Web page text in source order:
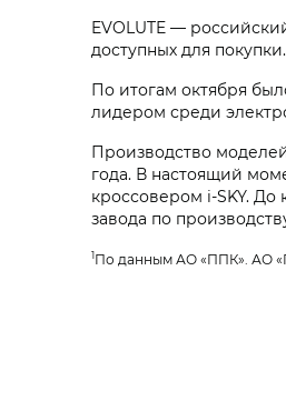
EVOLUTE —
доступных для
По итогам октября
лидером среди
Производство
года. В настоящий
кроссовером i‑SKY.
завода по
1По данным АО «ППК». АО